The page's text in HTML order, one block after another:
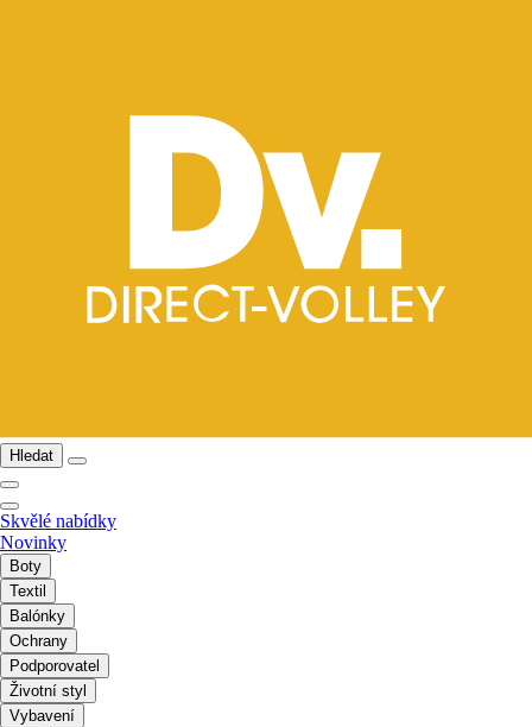
Hledat
Skvělé nabídky
Novinky
Boty
Textil
Balónky
Ochrany
Podporovatel
Životní styl
Vybavení